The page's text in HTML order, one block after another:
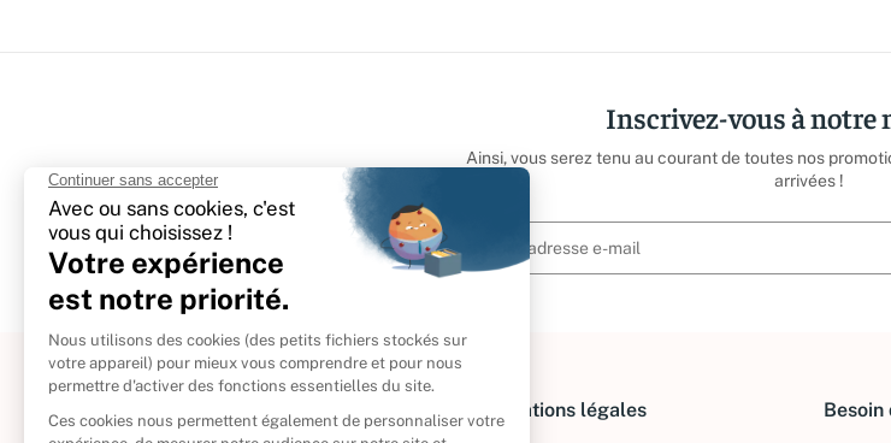
Inscrivez-vous à notre
Ainsi, vous serez tenu au courant de toutes nos
arrivées !
À propos Informations légales Besoin